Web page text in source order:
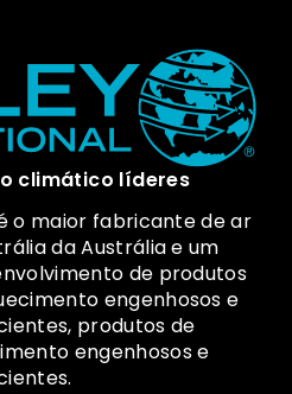
climático líderes
o maior fabricante de ar
da Austrália e um
de produtos
engenhosos e
produtos de
engenhosos e